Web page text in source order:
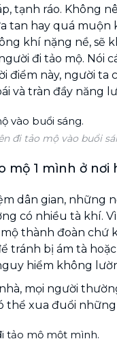
tạnh ráo. Không
tan hay quá muộn
khí nặng nề, sẽ
đi tảo mộ. Nói
điểm này, người ta
và tràn đầy năng
đi tảo mộ vào buổi
mộ 1 mình ở nơi
dân gian, những
có nhiều tà khí. Vì
thành đoàn chứ
tránh bị ám tà
hiểm không
mọi người
thể xua đuổi những